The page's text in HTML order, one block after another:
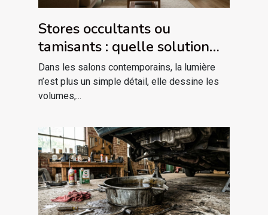
Stores occultants ou
tamisants : quelle solution
pour votre salon
contemporain ?
Dans les salons contemporains, la lumière
n’est plus un simple détail, elle dessine les
volumes,...